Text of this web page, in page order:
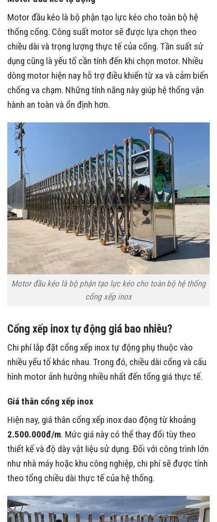
Motor đầu kéo là bộ phận tạo lực kéo cho toàn bộ hệ
thống cổng. Công suất motor sẽ được lựa chọn theo
chiều dài và trọng lượng thực tế của cổng. Tần suất sử
dụng cũng là yếu tố cần tính đến khi chọn motor. Nhiều
dòng motor hiện nay hỗ trợ điều khiển từ xa và cảm biến
chống va chạm. Những tính năng này giúp hệ thống vận
hành an toàn và ổn định hơn.
Motor đầu kéo là bộ phận tạo lực kéo cho toàn bộ hệ thống
cổng xếp inox
Cổng xếp inox tự động giá bao nhiêu?
Chi phí lắp đặt cổng xếp inox tự động phụ thuộc vào
nhiều yếu tố khác nhau. Trong đó, chiều dài cổng và cấu
hình motor ảnh hưởng nhiều nhất đến tổng giá thực tế.
Giá thân cổng xếp inox
Hiện nay, giá thân cổng xếp inox dao động từ khoảng
2.500.000đ/m. Mức giá này có thể thay đổi tùy theo
thiết kế và độ dày vật liệu sử dụng. Đối với công trình lớn
như nhà máy hoặc khu công nghiệp, chi phí sẽ được tính
theo tổng chiều dài thực tế của hệ thống.